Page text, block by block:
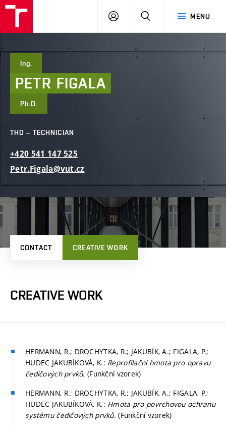
MENU
LOG
Ing.
PETR FIGALA
Ph.D.
THD – TECHNICIAN
+420 541 147525
Petr.Figala@vut.cz
CONTACT CREATIVE WORK
CREATIVE WORK
HERMANN, R.; DROCHYTKA, R.; JAKUBÍK, A.; FIGALA, P.;
HUDEC JAKUBÍKOVÁ, K.: Reprofilační hmota pro opravu
čedičových prvků. (Funkční vzorek)
HERMANN, R.; DROCHYTKA, R.; JAKUBÍK, A.; FIGALA, P.;
HUDEC JAKUBÍKOVÁ, K.: Hmota pro povrchovou ochranu
systému čedičových prvků. (Funkční vzorek)